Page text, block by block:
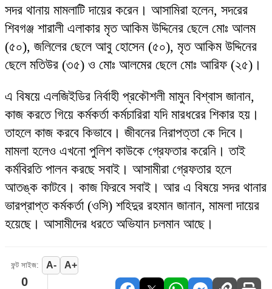
সদর থানায় মামলাটি দায়ের করেন। আসামিরা হলেন, সদরের
শিবগঞ্জ শারালী এলাকার মৃত আকিম উদ্দিনের ছেলে মোঃ আলম
(৫০), জলিলের ছেলে আবু হোসেন (৫০), মৃত আকিম উদ্দিনের
ছেলে মতিউর (৩৫) ও মোঃ আলমের ছেলে মোঃ আরিফ (২৫)।
এ বিষয়ে এলজিইডির নির্বাহী প্রকৌশলী মামুন বিশ্বাস জানান,
কাজ করতে গিয়ে কর্মকর্তা কর্মচারিরা যদি মারধরের শিকার হয়।
তাহলে কাজ করবে কিভাবে। জীবনের নিরাপত্তা কে দিবে।
মামলা হলেও এখনো পুলিশ কাউকে গ্রেফতার করেনি। তাই
কর্মবিরতি পালন করছে সবাই। আসামীরা গ্রেফতার হলে
আতঙ্ক কাটবে। কাজ ফিরবে সবাই। আর এ বিষয়ে সদর থানার
ভারপ্রাপ্ত কর্মকর্তা (ওসি) শহিদুর রহমান জানান, মামলা দায়ের
হয়েছে। আসামীদের ধরতে অভিযান চলমান আছে।
ফন্ট সাইজ: A- A+
0